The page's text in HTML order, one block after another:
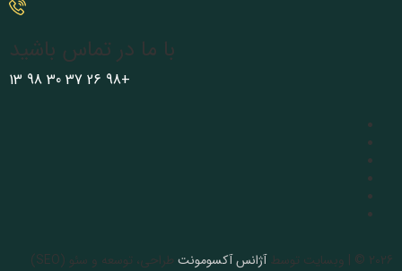
با ما در تماس باشید
+98 26 37 30 98 13
2026 © | وبسایت توسط آژانس آکسومونت
طراحی، توسعه و سئو (SEO)